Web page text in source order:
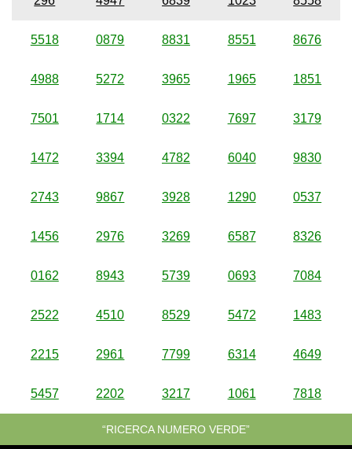
5518 0879 8831 8551 8676
4988 5272 3965 1965 1851
7501 1714 0322 7697 3179
1472 3394 4782 6040 9830
2743 9867 3928 1290 0537
1456 2976 3269 6587 8326
0162 8943 5739 0693 7084
2522 4510 8529 5472 1483
2215 2961 7799 6314 4649
5457 2202 3217 1061 7818
“RICERCA NUMERO VERDE”